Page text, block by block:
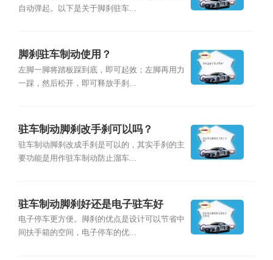
自动弹起。以下是关于脚刹驻车...
脚刹驻车制动使用？
左脚一脚将踏板踩到底，即可起效；左脚再用力
一踩，然后松开，即可释放手刹...
驻车制动脚刹改手刹可以吗？
驻车制动脚刹改成手刹是可以的，其实手刹的主
要功能是用作驻车制动防止溜车...
驻车制动脚刹好还是电子驻车好
电子停车更方便。脚刹的优点是设计可以节省中
间扶手箱的空间，电子停车的优...